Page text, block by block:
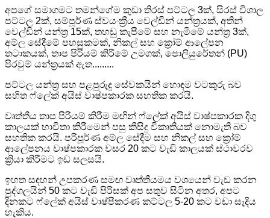
අපගේ සමාගමට තමන්ගේම කුඩා තිරස් පට්ටල 3ක්, සිරස් විශාල
පට්ටල 2ක්, සම්පූර්ණ ස්වයංක්‍රීය වෙල්ඩින් යන්ත්‍රයක්, අතින්
වෙල්ඩින් යන්ත්‍ර 15ක්, තහඩු කැපීමේ සහ නැමීමේ යන්ත්‍ර 3ක්,
අම්ල සේදීමේ පහසුකමක්, නිකල් සහ ක්‍රෝම් ආලේපන
තටාකයක්, තාප පිරියම් කිරීමේ උමගක්, පොලියුරේතන් (PU)
පිරවුම් යන්ත්‍රයක් ඇත.........
පට්ටල යන්ත්‍ර සහ පළපුරුදු සේවකයින් හොඳම වටකුරු බව
සහිත ෆ්ලේක් අයිස් වාෂ්පකාරක සහතික කරයි.
වෘත්තීය තාප පිරියම් කිරීම මඟින් ෆ්ලේක් අයිස් වාෂ්පකාරක දිගු
කාලයක් භාවිතා කිරීමෙන් පසු කිසිදු විකෘතියක් නොමැති බව
සහතික කරයි. පරිපූර්ණ අම්ල සේදීම සහ නිකල් සහ ක්‍රෝම්
ආලේපනය වාෂ්පකාරක වසර 20 කට වැඩි කාලයක් ස්ථාවරව
ක්‍රියා කිරීමට ඉඩ සලසයි.
ඉහත සඳහන් උපකරණ සමඟ වෘත්තීයමය වශයෙන් වැඩ කරන
පුද්ගලයින් 50 කට වැඩි පිරිසක් අප සතුව සිටින අතර, අපට
දිනකට ෆ්ලේක් අයිස් වාෂ්පීකරණ කට්ටල 5-20 කට වඩා සෑදිය
හැකිය.